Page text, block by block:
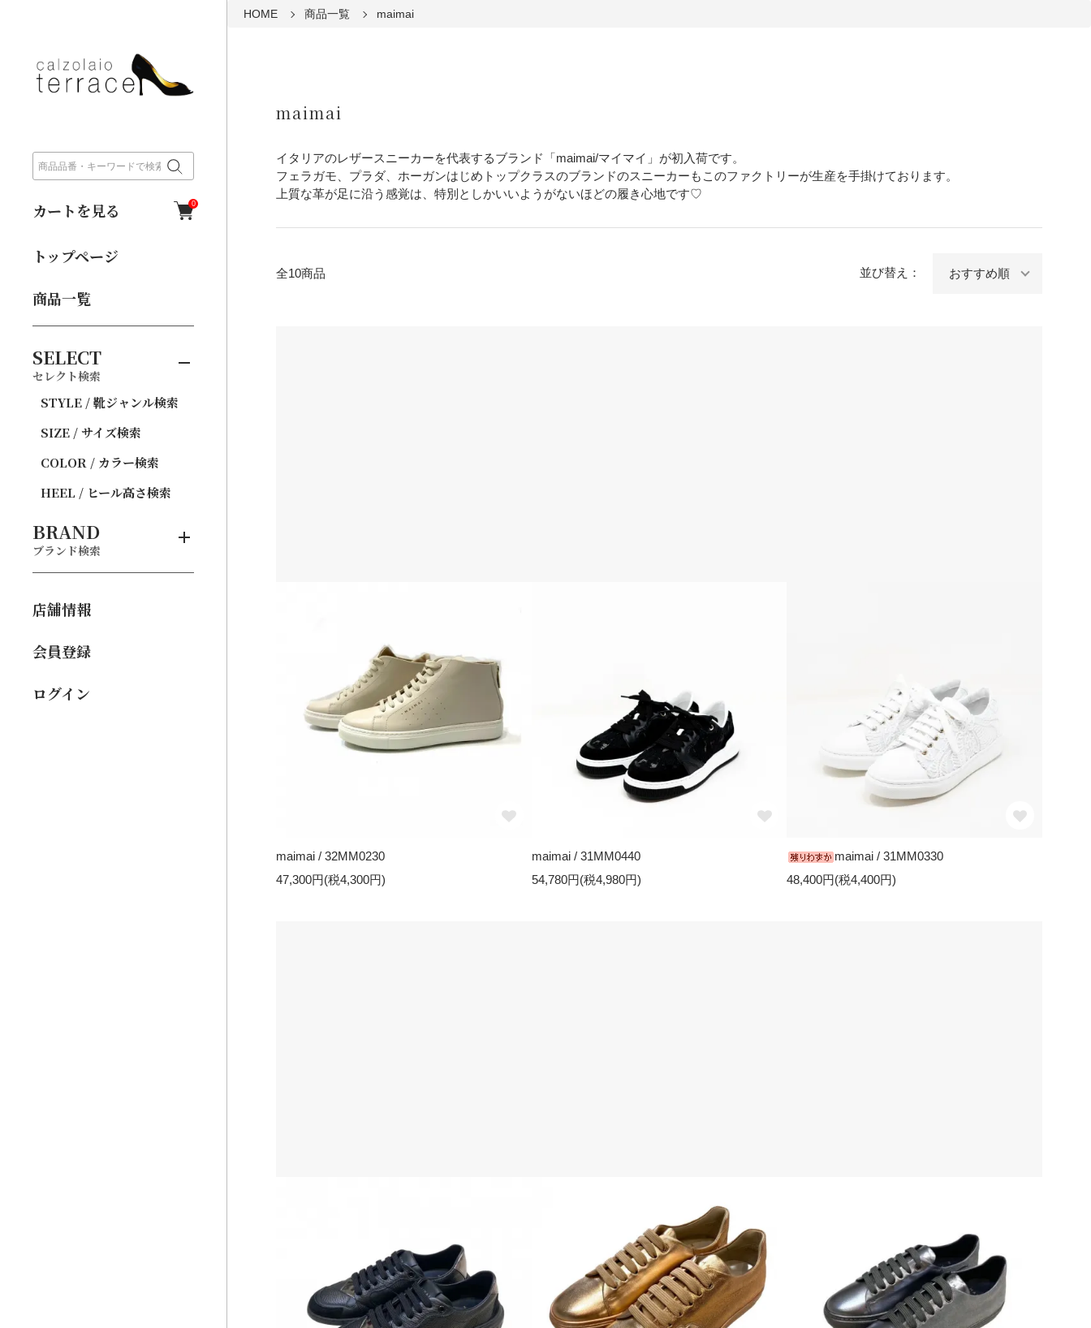
カートを見る 0
トップページ
商品一覧
SELECT
セレクト検索
STYLE / 靴ジャンル検索
SIZE / サイズ検索
COLOR / カラー検索
HEEL / ヒール高さ検索
BRAND
ブランド検索
店舗情報
会員登録
ログイン
HOME 商品一覧 maimai
maimai
イタリアのレザースニーカーを代表するブランド「maimai/マイマイ」が初入荷です。
フェラガモ、プラダ、ホーガンはじめトップクラスのブランドのスニーカーもこのファクトリーが生産を手掛けております。
上質な革が足に沿う感覚は、特別としかいいようがないほどの履き心地です♡
全10商品 並び替え：
maimai / 32MM0230
47,300円(税4,300円)
maimai / 31MM0440
54,780円(税4,980円)
maimai / 31MM0330
48,400円(税4,400円)